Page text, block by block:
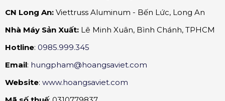
CN Long An: Viettruss Aluminum - Bến Lức, Long An
Nhà Máy Sản Xuất: Lê Minh Xuân, Bình Chánh, TPHCM
Hotline: 0985.999.345
Email: hungpham@hoangsaviet.com
Website: www.hoangsaviet.com